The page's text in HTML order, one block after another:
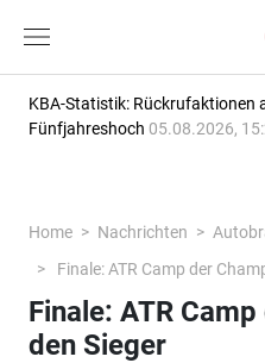
KBA-Statistik: Rückrufaktionen
Fünfjahreshoch 05.08.2026,
Home Nachrichten
Finale: ATR Camp der
Finale: ATR
den Sieger